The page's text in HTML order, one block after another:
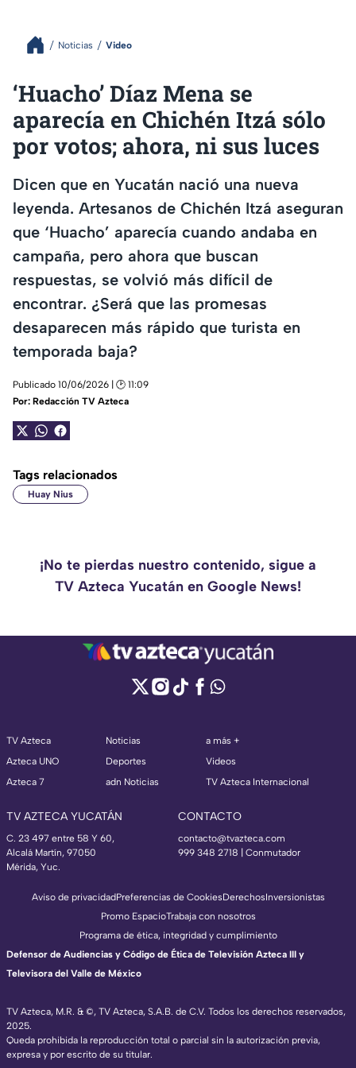
Noticias Video
‘Huacho’ Díaz Mena se
aparecía en Chichén Itzá sólo
por votos; ahora, ni sus luces
Dicen que en Yucatán nació una nueva
leyenda. Artesanos de Chichén Itzá aseguran
que ‘Huacho’ aparecía cuando andaba en
campaña, pero ahora que buscan
respuestas, se volvió más difícil de
encontrar. ¿Será que las promesas
desaparecen más rápido que turista en
temporada baja?
Publicado 10/06/2026 | 🕑 11:09
Por: Redacción TV Azteca
Tags relacionados
Huay Nius
¡No te pierdas nuestro contenido, sigue a
TV Azteca Yucatán en Google News!
TV Azteca
Azteca UNO
Azteca 7
Noticias
Deportes
adn Noticias
a más +
Videos
TV Azteca Internacional
TV AZTECA YUCATÁN
C. 23 497 entre 58 Y 60,
Alcalá Martín, 97050
Mérida, Yuc.
CONTACTO
contacto@tvazteca.com
999 348 2718 | Conmutador
TV Azteca, M.R. & ©, TV Azteca, S.A.B. de C.V. Todos los derechos reservados,
2025.
Queda prohibida la reproducción total o parcial sin la autorización previa,
expresa y por escrito de su titular.
Aviso de privacidadPreferencias de CookiesDerechosInversionistas
Promo EspacioTrabaja con nosotros
Programa de ética, integridad y cumplimiento
Defensor de Audiencias y Código de Ética de Televisión Azteca III y
Televisora del Valle de México